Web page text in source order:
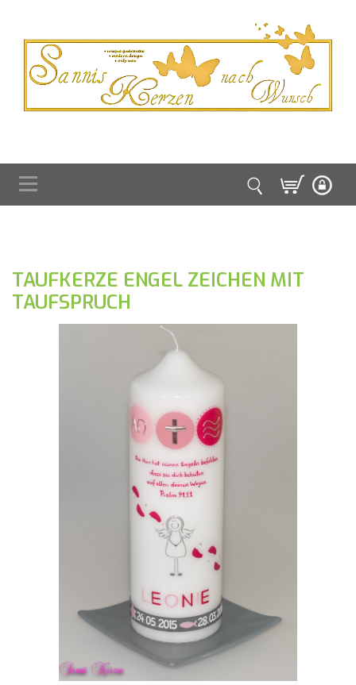
TAUFKERZE ENGEL ZEICHEN MIT
TAUFSPRUCH